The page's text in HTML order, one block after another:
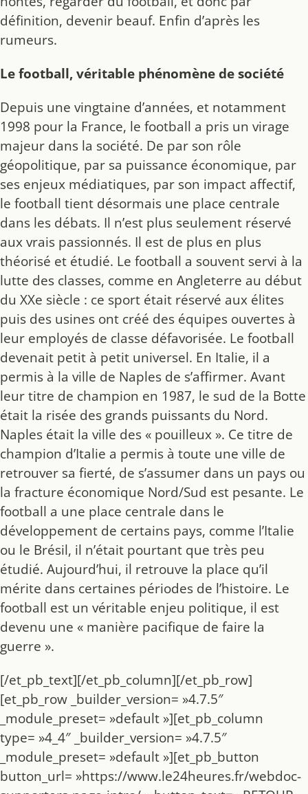
définition, devenir beauf. Enfin d’après les
rumeurs.
Le football, véritable phénomène de société
Depuis une vingtaine d’années, et notamment
1998 pour la France, le football a pris un virage
majeur dans la société. De par son rôle
géopolitique, par sa puissance économique, par
ses enjeux médiatiques, par son impact affectif,
le football tient désormais une place centrale
dans les débats. Il n’est plus seulement réservé
aux vrais passionnés. Il est de plus en plus
théorisé et étudié. Le football a souvent servi à la
lutte des classes, comme en Angleterre au début
du XXe siècle : ce sport était réservé aux élites
puis des usines ont créé des équipes ouvertes à
leur employés de classe défavorisée. Le football
devenait petit à petit universel. En Italie, il a
permis à la ville de Naples de s’affirmer. Avant
leur titre de champion en 1987, le sud de la Botte
était la risée des grands puissants du Nord.
Naples était la ville des « pouilleux ». Ce titre de
champion d’Italie a permis à toute une ville de
retrouver sa fierté, de s’assumer dans un pays ou
la fracture économique Nord/Sud est pesante. Le
football a une place centrale dans le
développement de certains pays, comme l’Italie
ou le Brésil, il n’était pourtant que très peu
étudié. Aujourd’hui, il retrouve la place qu’il
mérite dans certaines périodes de l’histoire. Le
football est un véritable enjeu politique, il est
devenu une « manière pacifique de faire la
guerre ».
[/et_pb_text][/et_pb_column][/et_pb_row]
[et_pb_row _builder_version= »4.7.5″
_module_preset= »default »][et_pb_column
type= »4_4″ _builder_version= »4.7.5″
_module_preset= »default »][et_pb_button
button_url= »https://www.le24heures.fr/webdoc-